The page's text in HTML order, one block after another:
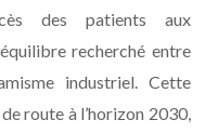
des patients aux
recherché entre
industriel. Cette
route à l’horizon 2030,